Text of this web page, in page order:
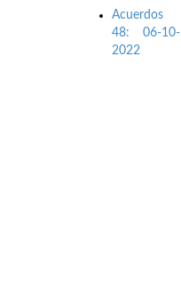
Acuerdos
48: 06-10-
2022